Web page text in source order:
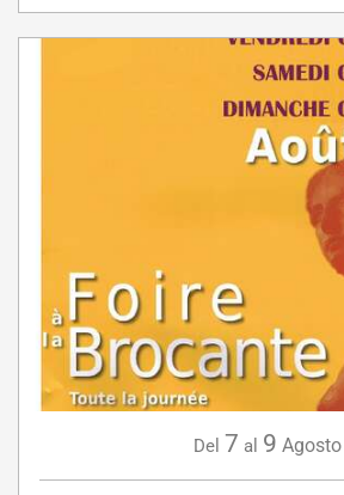
Del 7 al 9 Agosto